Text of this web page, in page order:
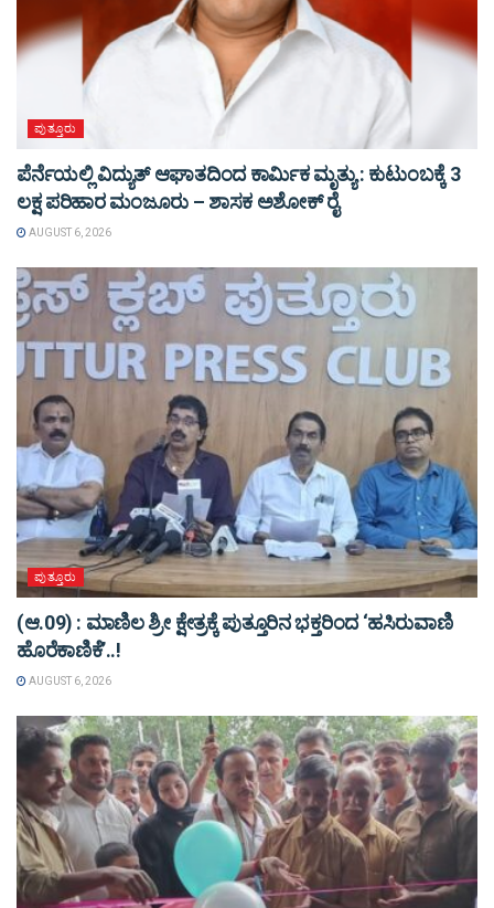
ಪುತ್ತೂರು
ಪೆರ್ನೆಯಲ್ಲಿ ವಿದ್ಯುತ್ ಆಘಾತದಿಂದ ಕಾರ್ಮಿಕ ಮೃತ್ಯು : ಕುಟುಂಬಕ್ಕೆ 3
ಲಕ್ಷ ಪರಿಹಾರ ಮಂಜೂರು – ಶಾಸಕ ಅಶೋಕ್ ರೈ
AUGUST 6, 2026
ಪುತ್ತೂರು
(ಆ.09) : ಮಾಣಿಲ ಶ್ರೀ ಕ್ಷೇತ್ರಕ್ಕೆ ಪುತ್ತೂರಿನ ಭಕ್ತರಿಂದ ‘ಹಸಿರುವಾಣಿ
ಹೊರೆಕಾಣಿಕೆ’..!
AUGUST 6, 2026